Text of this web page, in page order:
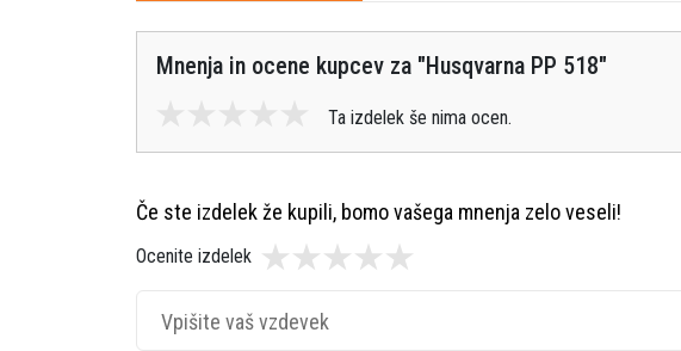
Mnenja in ocene kupcev za "Husqvarna PP 518"
Ta izdelek še nima ocen.
Če ste izdelek že kupili, bomo vašega mnenja zelo veseli!
Ocenite izdelek